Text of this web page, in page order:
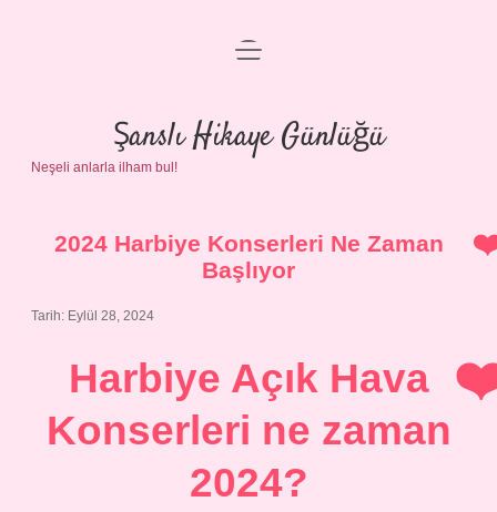
Anasayfa
Gizlilik Politikası
menüyü
Şanslı Hikaye Günlüğü
Neşeli anlarla ilham bul!
2024 Harbiye Konserleri Ne Zaman
Başlıyor
Tarih: Eylül 28, 2024
Harbiye Açık Hava
Konserleri ne zaman
2024?